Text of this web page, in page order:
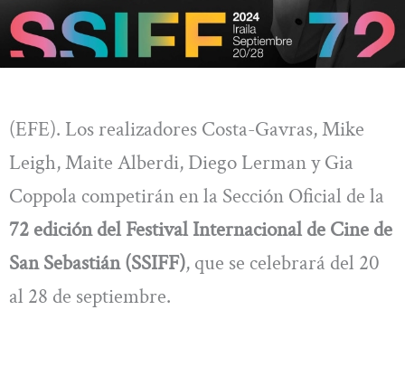
(EFE). Los realizadores Costa-Gavras, Mike
Leigh, Maite Alberdi, Diego Lerman y Gia
Coppola competirán en la Sección Oficial de la
72 edición del Festival Internacional de Cine de
San Sebastián (SSIFF), que se celebrará del 20
al 28 de septiembre.